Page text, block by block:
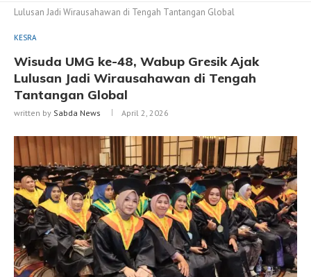
Lulusan Jadi Wirausahawan di Tengah Tantangan Global
KESRA
Wisuda UMG ke-48, Wabup Gresik Ajak
Lulusan Jadi Wirausahawan di Tengah
Tantangan Global
written by Sabda News April 2, 2026